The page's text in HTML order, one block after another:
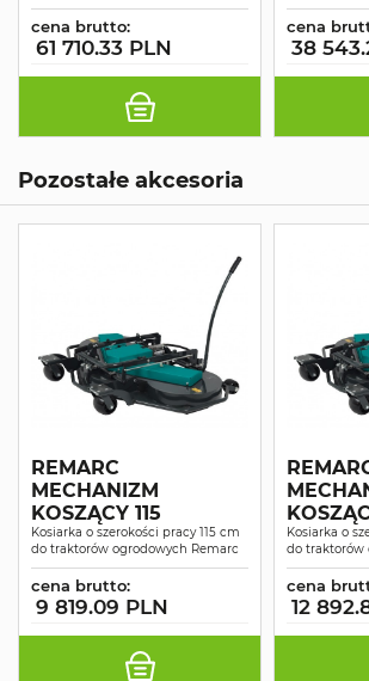
cena brutto:
61 710.33 PLN
cena
38
Pozostałe akcesoria
REMARC
MECHANIZM
KOSZĄCY 115
Kosiarka o szerokości pracy 115 cm
do traktorów ogrodowych Remarc
cena brutto:
9 819.09 PLN
Kosiarka o
do traktorów
cena
12